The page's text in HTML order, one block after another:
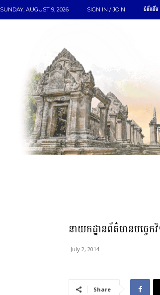
SUNDAY, AUGUST 9, 2026 SIGN IN / JOIN ទំព័រដើម
នា​យក​ដ្ឋាន​ព័ត៌មានបច្ចេក
July 2, 2014
Share